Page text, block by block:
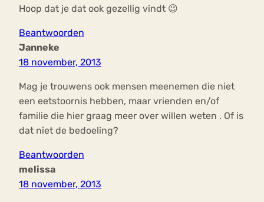
Hoop dat je dat ook gezellig vindt 😉
Beantwoorden
Janneke
18 november, 2013
Mag je trouwens ook mensen meenemen die niet
een eetstoornis hebben, maar vrienden en/of
familie die hier graag meer over willen weten . Of is
dat niet de bedoeling?
Beantwoorden
melissa
18 november, 2013